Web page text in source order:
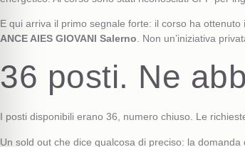
E qui arriva il primo segnale forte: il corso ha ottenuto
ANCE AIES GIOVANI Salerno . Non un’iniziativa
36 posti. Ne
I posti disponibili erano 36, numero chiuso. Le
Un sold out che dice qualcosa di preciso: la